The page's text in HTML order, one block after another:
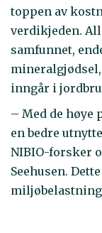
toppen av
verdikjeden.
samfunnet,
inngår i
– Med de høye
en bedre
NIBIO-forsker
Seehusen.